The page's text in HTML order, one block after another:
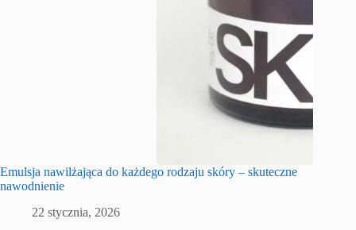
Emulsja nawilżająca do każdego rodzaju skóry – skuteczne
nawodnienie
22 stycznia, 2026